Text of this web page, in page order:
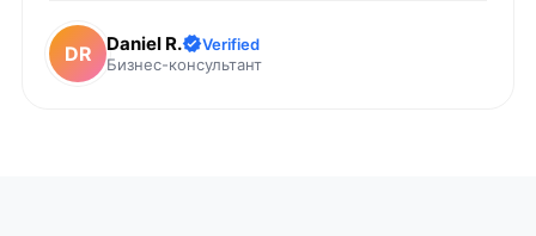
DR Daniel R.
Verified
Бизнес-консультант